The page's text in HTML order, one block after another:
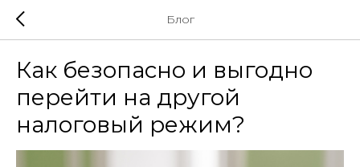
Блог
Как безопасно и выгодно
перейти на другой
налоговый режим?